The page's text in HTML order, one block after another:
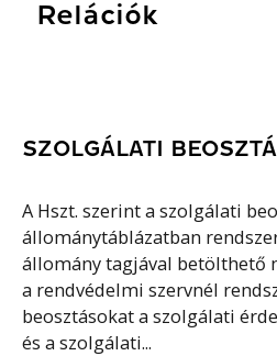
Relációk
SZOLGÁLATI
A Hszt. szerint a szolgálati
állománytáblázatban
állomány tagjával betölthető
a rendvédelmi szervnél
beosztásokat a szolgálati
és a szolgálati...